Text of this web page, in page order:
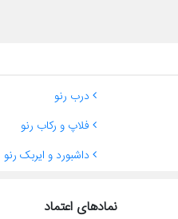
درب رنو
فلاپ و رکاب رنو
داشبورد و ایربک رنو
نمادهای اعتماد